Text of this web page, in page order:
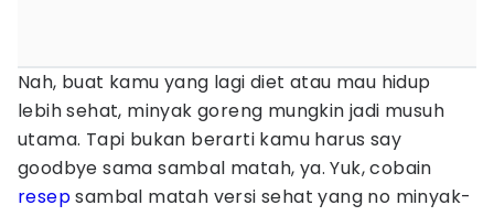
Nah, buat kamu yang lagi diet atau mau hidup
lebih sehat, minyak goreng mungkin jadi musuh
utama. Tapi bukan berarti kamu harus say
goodbye sama sambal matah, ya. Yuk, cobain
resepsambal matah versi sehat yang no minyak-